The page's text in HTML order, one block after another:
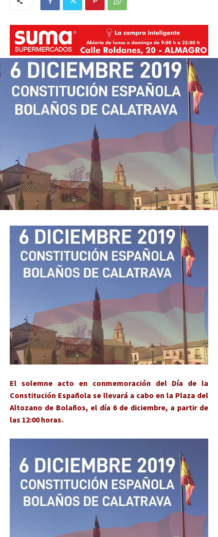
El solemne acto en conmemoración del Día de la
Constitución Española se llevará a cabo en la Plaza del
Altozano de Bolaños, el día 6 de diciembre, a partir de
las 12:00 horas.